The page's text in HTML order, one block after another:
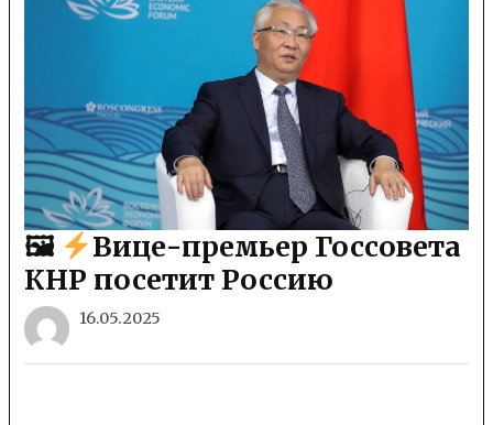
🖼
Вице-премьер Госсовета
КНР посетит Россию
16.05.2025